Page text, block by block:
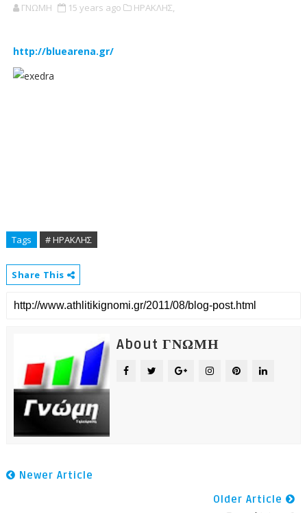
ΓΝΩΜΗ 15 years ago ΗΡΑΚΛΗΣ,
http://bluearena.gr/
Tags # ΗΡΑΚΛΗΣ
Share This
About ΓΝΩΜΗ
Newer Article
Older Article